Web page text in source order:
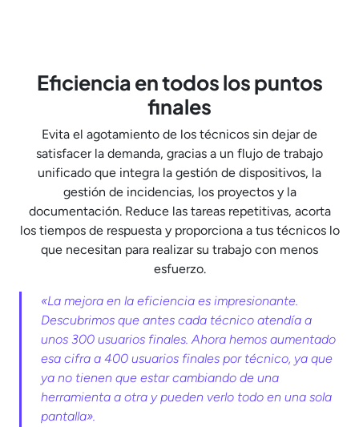
Eficiencia en todos los puntos
finales
Evita el agotamiento de los técnicos sin dejar de
satisfacer la demanda, gracias a un flujo de trabajo
unificado que integra la gestión de dispositivos, la
gestión de incidencias, los proyectos y la
documentación. Reduce las tareas repetitivas, acorta
los tiempos de respuesta y proporciona a tus técnicos lo
que necesitan para realizar su trabajo con menos
esfuerzo.
«La mejora en la eficiencia es impresionante.
Descubrimos que antes cada técnico atendía a
unos 300 usuarios finales. Ahora hemos aumentado
esa cifra a 400 usuarios finales por técnico, ya que
ya no tienen que estar cambiando de una
herramienta a otra y pueden verlo todo en una sola
pantalla».